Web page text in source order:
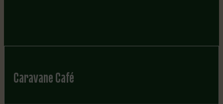
Caravane Café